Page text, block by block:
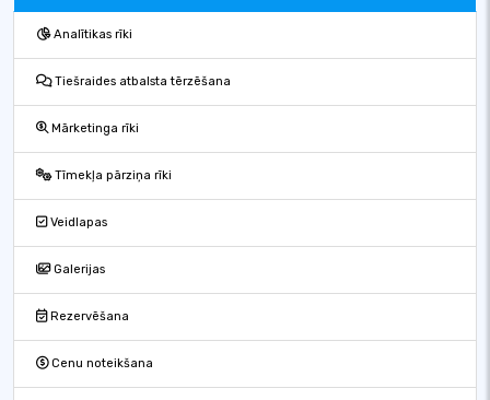
Analītikas rīki
Tiešraides atbalsta tērzēšana
Mārketinga rīki
Tīmekļa pārziņa rīki
Veidlapas
Galerijas
Rezervēšana
Cenu noteikšana